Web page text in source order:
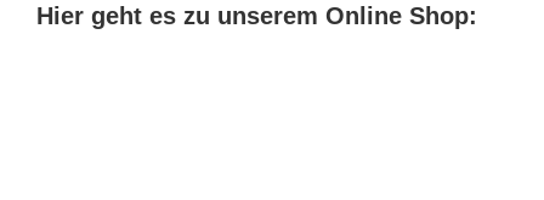
Hier geht es zu unserem Online Shop: